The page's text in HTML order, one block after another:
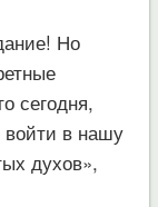
Но
сегодня,
в нашу
духов»,